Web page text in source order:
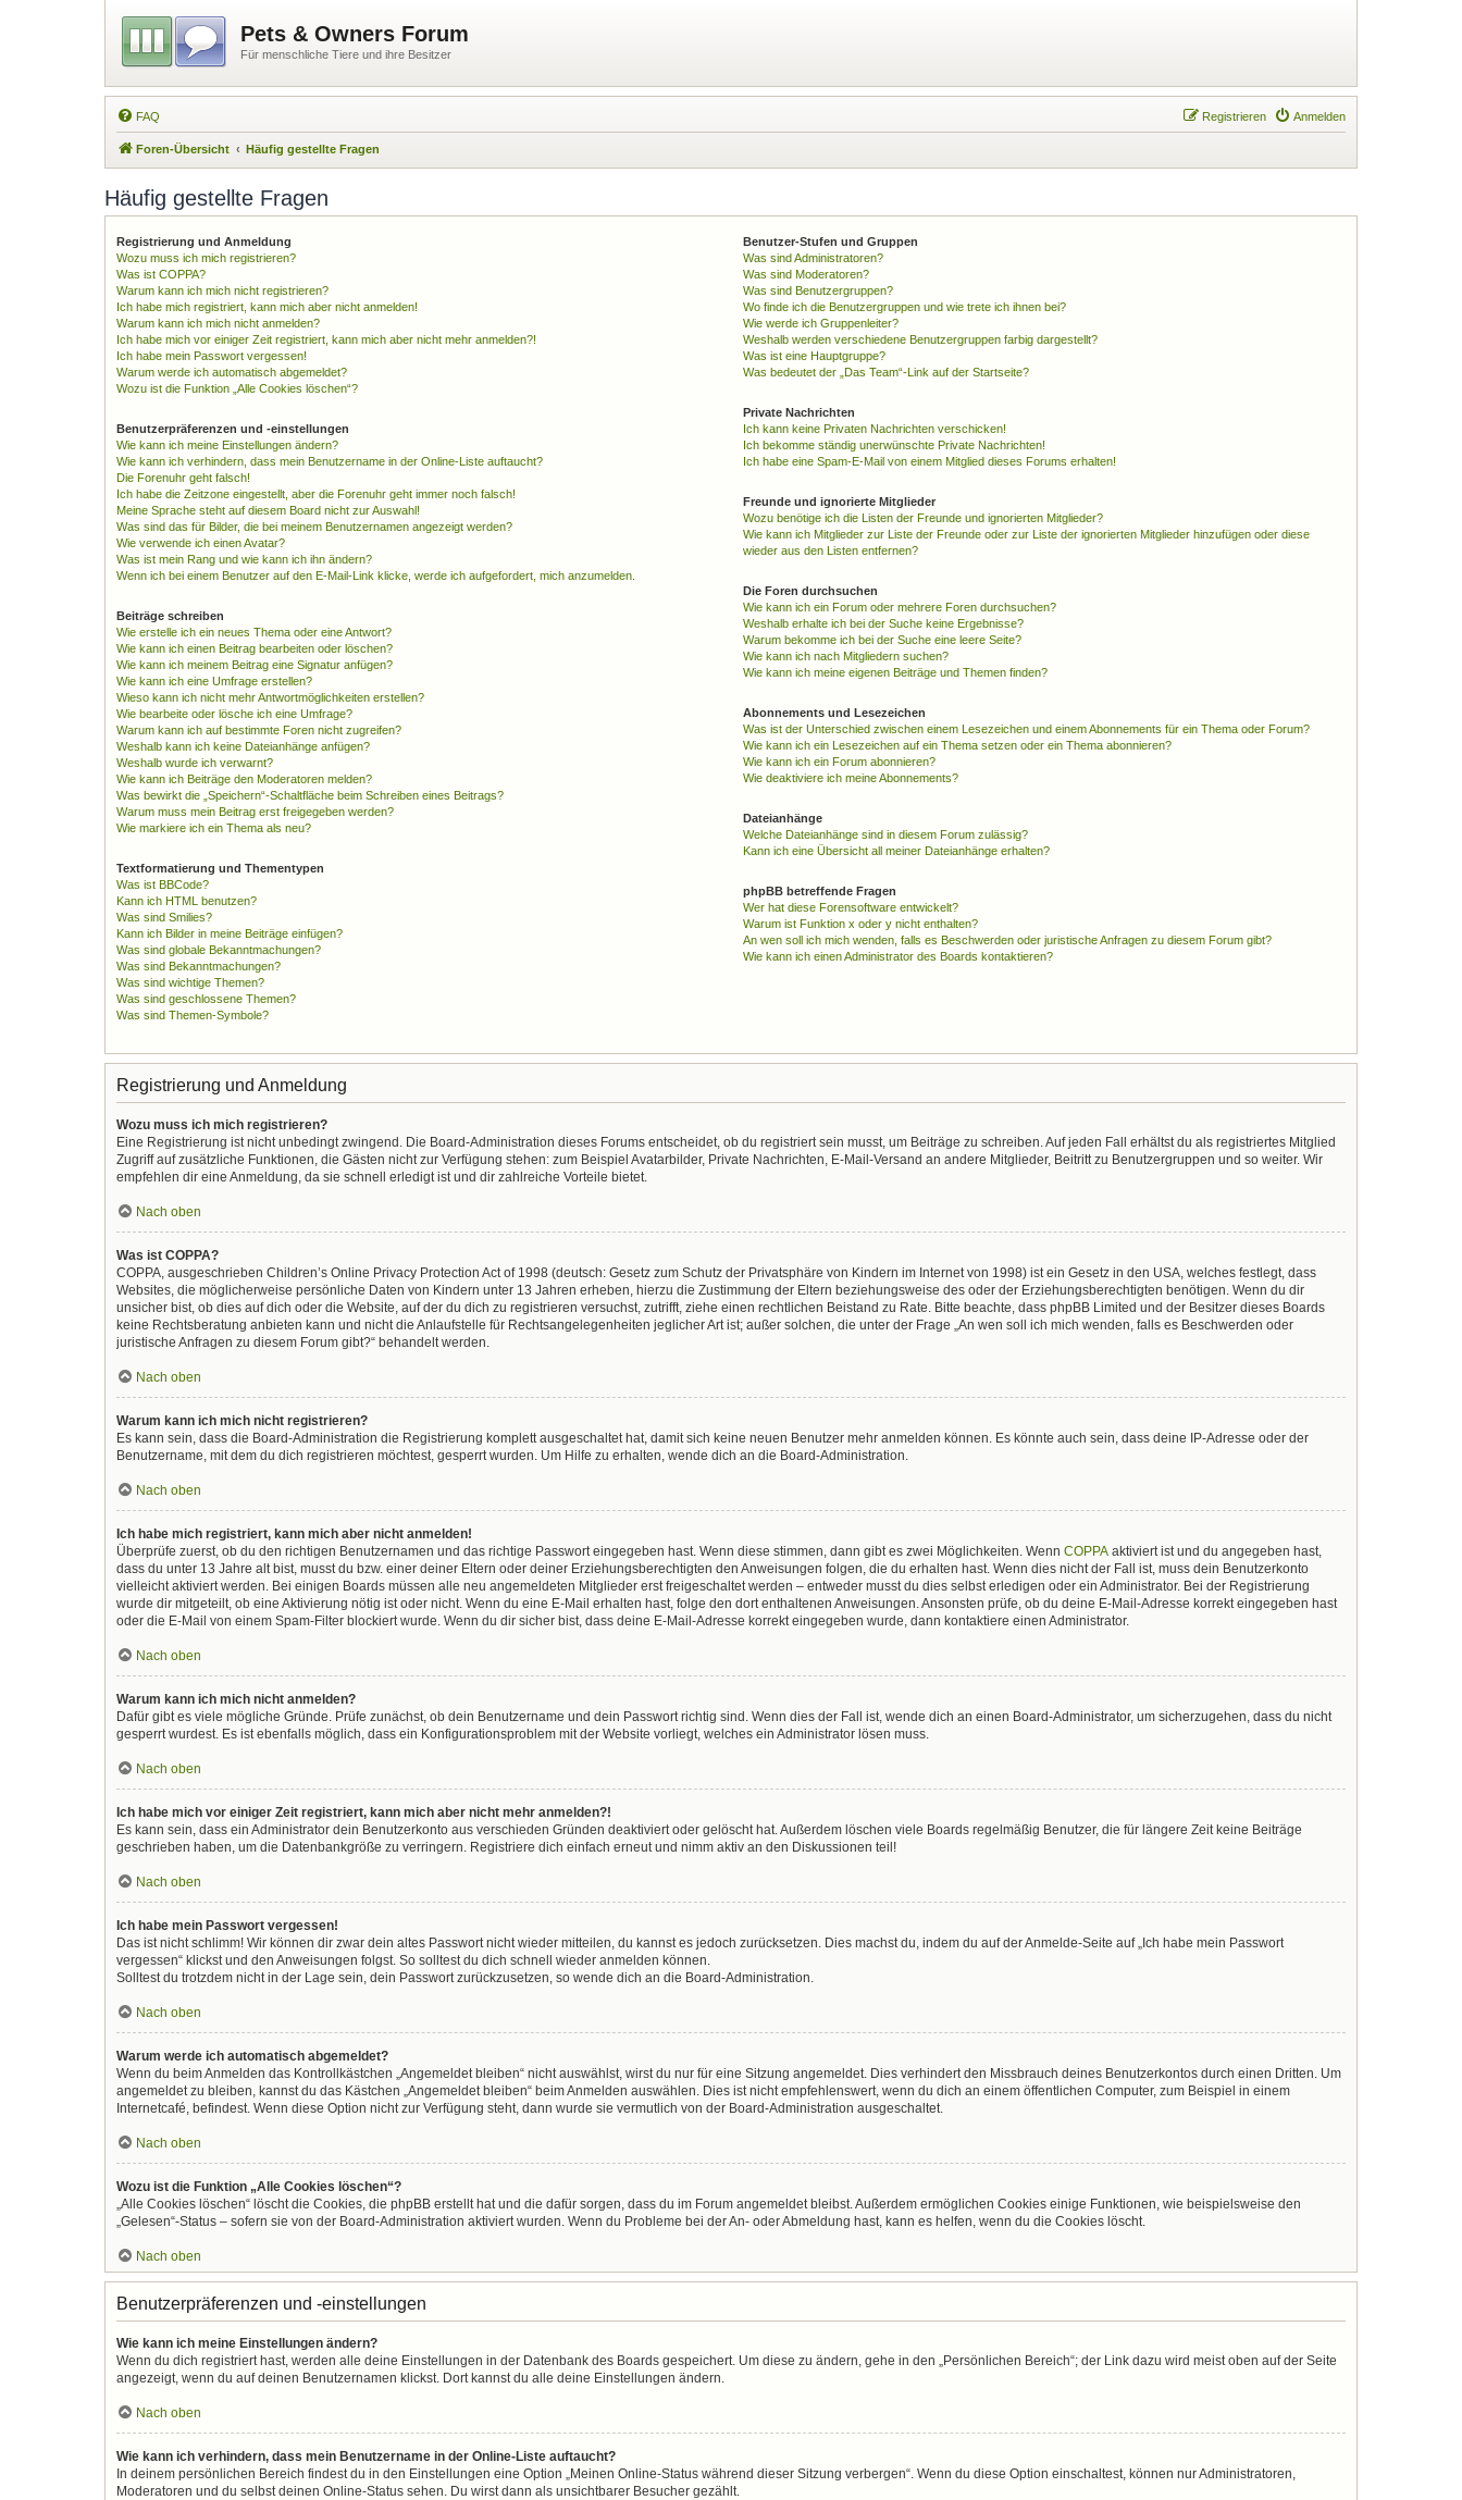
Pets & Owners Forum
Für menschliche Tiere und ihre Besitzer
FAQ Anmelden
Registrieren
Foren-Übersicht Häufig gestellte Fragen
Häufig gestellte Fragen
Registrierung und Anmeldung
Wozu muss ich mich registrieren?
Was ist COPPA?
Warum kann ich mich nicht registrieren?
Ich habe mich registriert, kann mich aber nicht anmelden!
Warum kann ich mich nicht anmelden?
Ich habe mich vor einiger Zeit registriert, kann mich aber nicht mehr anmelden?!
Ich habe mein Passwort vergessen!
Warum werde ich automatisch abgemeldet?
Wozu ist die Funktion „Alle Cookies löschen“?
Benutzerpräferenzen und -einstellungen
Wie kann ich meine Einstellungen ändern?
Wie kann ich verhindern, dass mein Benutzername in der Online-Liste auftaucht?
Die Forenuhr geht falsch!
Ich habe die Zeitzone eingestellt, aber die Forenuhr geht immer noch falsch!
Meine Sprache steht auf diesem Board nicht zur Auswahl!
Was sind das für Bilder, die bei meinem Benutzernamen angezeigt werden?
Wie verwende ich einen Avatar?
Was ist mein Rang und wie kann ich ihn ändern?
Wenn ich bei einem Benutzer auf den E-Mail-Link klicke, werde ich aufgefordert, mich anzumelden.
Beiträge schreiben
Wie erstelle ich ein neues Thema oder eine Antwort?
Wie kann ich einen Beitrag bearbeiten oder löschen?
Wie kann ich meinem Beitrag eine Signatur anfügen?
Wie kann ich eine Umfrage erstellen?
Wieso kann ich nicht mehr Antwortmöglichkeiten erstellen?
Wie bearbeite oder lösche ich eine Umfrage?
Warum kann ich auf bestimmte Foren nicht zugreifen?
Weshalb kann ich keine Dateianhänge anfügen?
Weshalb wurde ich verwarnt?
Wie kann ich Beiträge den Moderatoren melden?
Was bewirkt die „Speichern“-Schaltfläche beim Schreiben eines Beitrags?
Warum muss mein Beitrag erst freigegeben werden?
Wie markiere ich ein Thema als neu?
Textformatierung und Thementypen
Was ist BBCode?
Kann ich HTML benutzen?
Was sind Smilies?
Kann ich Bilder in meine Beiträge einfügen?
Was sind globale Bekanntmachungen?
Was sind Bekanntmachungen?
Was sind wichtige Themen?
Was sind geschlossene Themen?
Was sind Themen-Symbole?
Benutzer-Stufen und Gruppen
Was sind Administratoren?
Was sind Moderatoren?
Was sind Benutzergruppen?
Wo finde ich die Benutzergruppen und wie trete ich ihnen bei?
Wie werde ich Gruppenleiter?
Weshalb werden verschiedene Benutzergruppen farbig dargestellt?
Was ist eine Hauptgruppe?
Was bedeutet der „Das Team“-Link auf der Startseite?
Private Nachrichten
Ich kann keine Privaten Nachrichten verschicken!
Ich bekomme ständig unerwünschte Private Nachrichten!
Ich habe eine Spam-E-Mail von einem Mitglied dieses Forums erhalten!
Freunde und ignorierte Mitglieder
Wozu benötige ich die Listen der Freunde und ignorierten Mitglieder?
Wie kann ich Mitglieder zur Liste der Freunde oder zur Liste der ignorierten Mitglieder hinzufügen oder diese
wieder aus den Listen entfernen?
Die Foren durchsuchen
Wie kann ich ein Forum oder mehrere Foren durchsuchen?
Weshalb erhalte ich bei der Suche keine Ergebnisse?
Warum bekomme ich bei der Suche eine leere Seite?
Wie kann ich nach Mitgliedern suchen?
Wie kann ich meine eigenen Beiträge und Themen finden?
Abonnements und Lesezeichen
Was ist der Unterschied zwischen einem Lesezeichen und einem Abonnements für ein Thema oder Forum?
Wie kann ich ein Lesezeichen auf ein Thema setzen oder ein Thema abonnieren?
Wie kann ich ein Forum abonnieren?
Wie deaktiviere ich meine Abonnements?
Dateianhänge
Welche Dateianhänge sind in diesem Forum zulässig?
Kann ich eine Übersicht all meiner Dateianhänge erhalten?
phpBB betreffende Fragen
Wer hat diese Forensoftware entwickelt?
Warum ist Funktion x oder y nicht enthalten?
An wen soll ich mich wenden, falls es Beschwerden oder juristische Anfragen zu diesem Forum gibt?
Wie kann ich einen Administrator des Boards kontaktieren?
Registrierung und Anmeldung
Wozu muss ich mich registrieren?
Eine Registrierung ist nicht unbedingt zwingend. Die Board-Administration dieses Forums entscheidet, ob du registriert sein musst, um Beiträge zu schreiben. Auf jeden Fall erhältst du als registriertes Mitglied
Zugriff auf zusätzliche Funktionen, die Gästen nicht zur Verfügung stehen: zum Beispiel Avatarbilder, Private Nachrichten, E-Mail-Versand an andere Mitglieder, Beitritt zu Benutzergruppen und so weiter. Wir
empfehlen dir eine Anmeldung, da sie schnell erledigt ist und dir zahlreiche Vorteile bietet.
Nach oben
Was ist COPPA?
COPPA, ausgeschrieben Children’s Online Privacy Protection Act of 1998 (deutsch: Gesetz zum Schutz der Privatsphäre von Kindern im Internet von 1998) ist ein Gesetz in den USA, welches festlegt, dass
Websites, die möglicherweise persönliche Daten von Kindern unter 13 Jahren erheben, hierzu die Zustimmung der Eltern beziehungsweise des oder der Erziehungsberechtigten benötigen. Wenn du dir
unsicher bist, ob dies auf dich oder die Website, auf der du dich zu registrieren versuchst, zutrifft, ziehe einen rechtlichen Beistand zu Rate. Bitte beachte, dass phpBB Limited und der Besitzer dieses Boards
keine Rechtsberatung anbieten kann und nicht die Anlaufstelle für Rechtsangelegenheiten jeglicher Art ist; außer solchen, die unter der Frage „An wen soll ich mich wenden, falls es Beschwerden oder
juristische Anfragen zu diesem Forum gibt?“ behandelt werden.
Nach oben
Warum kann ich mich nicht registrieren?
Es kann sein, dass die Board-Administration die Registrierung komplett ausgeschaltet hat, damit sich keine neuen Benutzer mehr anmelden können. Es könnte auch sein, dass deine IP-Adresse oder der
Benutzername, mit dem du dich registrieren möchtest, gesperrt wurden. Um Hilfe zu erhalten, wende dich an die Board-Administration.
Nach oben
Ich habe mich registriert, kann mich aber nicht anmelden!
Überprüfe zuerst, ob du den richtigen Benutzernamen und das richtige Passwort eingegeben hast. Wenn diese stimmen, dann gibt es zwei Möglichkeiten. Wenn COPPA aktiviert ist und du angegeben hast,
dass du unter 13 Jahre alt bist, musst du bzw. einer deiner Eltern oder deiner Erziehungsberechtigten den Anweisungen folgen, die du erhalten hast. Wenn dies nicht der Fall ist, muss dein Benutzerkonto
vielleicht aktiviert werden. Bei einigen Boards müssen alle neu angemeldeten Mitglieder erst freigeschaltet werden – entweder musst du dies selbst erledigen oder ein Administrator. Bei der Registrierung
wurde dir mitgeteilt, ob eine Aktivierung nötig ist oder nicht. Wenn du eine E-Mail erhalten hast, folge den dort enthaltenen Anweisungen. Ansonsten prüfe, ob du deine E-Mail-Adresse korrekt eingegeben hast
oder die E-Mail von einem Spam-Filter blockiert wurde. Wenn du dir sicher bist, dass deine E-Mail-Adresse korrekt eingegeben wurde, dann kontaktiere einen Administrator.
Nach oben
Warum kann ich mich nicht anmelden?
Dafür gibt es viele mögliche Gründe. Prüfe zunächst, ob dein Benutzername und dein Passwort richtig sind. Wenn dies der Fall ist, wende dich an einen Board-Administrator, um sicherzugehen, dass du nicht
gesperrt wurdest. Es ist ebenfalls möglich, dass ein Konfigurationsproblem mit der Website vorliegt, welches ein Administrator lösen muss.
Nach oben
Ich habe mich vor einiger Zeit registriert, kann mich aber nicht mehr anmelden?!
Es kann sein, dass ein Administrator dein Benutzerkonto aus verschieden Gründen deaktiviert oder gelöscht hat. Außerdem löschen viele Boards regelmäßig Benutzer, die für längere Zeit keine Beiträge
geschrieben haben, um die Datenbankgröße zu verringern. Registriere dich einfach erneut und nimm aktiv an den Diskussionen teil!
Nach oben
Ich habe mein Passwort vergessen!
Das ist nicht schlimm! Wir können dir zwar dein altes Passwort nicht wieder mitteilen, du kannst es jedoch zurücksetzen. Dies machst du, indem du auf der Anmelde-Seite auf „Ich habe mein Passwort
vergessen“ klickst und den Anweisungen folgst. So solltest du dich schnell wieder anmelden können.
Solltest du trotzdem nicht in der Lage sein, dein Passwort zurückzusetzen, so wende dich an die Board-Administration.
Nach oben
Warum werde ich automatisch abgemeldet?
Wenn du beim Anmelden das Kontrollkästchen „Angemeldet bleiben“ nicht auswählst, wirst du nur für eine Sitzung angemeldet. Dies verhindert den Missbrauch deines Benutzerkontos durch einen Dritten. Um
angemeldet zu bleiben, kannst du das Kästchen „Angemeldet bleiben“ beim Anmelden auswählen. Dies ist nicht empfehlenswert, wenn du dich an einem öffentlichen Computer, zum Beispiel in einem
Internetcafé, befindest. Wenn diese Option nicht zur Verfügung steht, dann wurde sie vermutlich von der Board-Administration ausgeschaltet.
Nach oben
Wozu ist die Funktion „Alle Cookies löschen“?
„Alle Cookies löschen“ löscht die Cookies, die phpBB erstellt hat und die dafür sorgen, dass du im Forum angemeldet bleibst. Außerdem ermöglichen Cookies einige Funktionen, wie beispielsweise den
„Gelesen“-Status – sofern sie von der Board-Administration aktiviert wurden. Wenn du Probleme bei der An- oder Abmeldung hast, kann es helfen, wenn du die Cookies löscht.
Nach oben
Benutzerpräferenzen und -einstellungen
Wie kann ich meine Einstellungen ändern?
Wenn du dich registriert hast, werden alle deine Einstellungen in der Datenbank des Boards gespeichert. Um diese zu ändern, gehe in den „Persönlichen Bereich“; der Link dazu wird meist oben auf der Seite
angezeigt, wenn du auf deinen Benutzernamen klickst. Dort kannst du alle deine Einstellungen ändern.
Nach oben
Wie kann ich verhindern, dass mein Benutzername in der Online-Liste auftaucht?
In deinem persönlichen Bereich findest du in den Einstellungen eine Option „Meinen Online-Status während dieser Sitzung verbergen“. Wenn du diese Option einschaltest, können nur Administratoren,
Moderatoren und du selbst deinen Online-Status sehen. Du wirst dann als unsichtbarer Besucher gezählt.